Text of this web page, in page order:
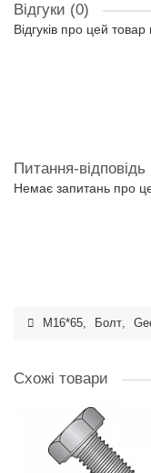
Відгуки (0)
Відгуків про цей
Питання-відповідь
Немає запитань про
M16*65, Болт,
Схожі товари